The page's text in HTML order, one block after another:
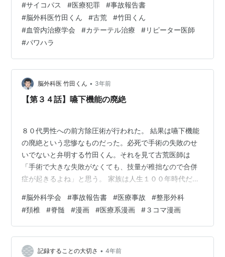
でアルバイトしながら赤池署に通う。そこで事故報告書
（虚偽報告書）を見せて、古荒医師が医療事故を起こし
まくり僕に責任を押し付けて暴行してくると泣きつく。
（うたがわれ ないさ いしゃ だもの）③カテーテル専門
医の症例数は、古荒先生と森先生の症例（戦果）を無断
借用。④古荒先生は犯罪者になって医療事故の全…
#サイコパス #医療犯罪 #事故報告書
#脳外科医竹田くん #古荒 #竹田くん
#血管内治療学会 #カテーテル治療 #リピーター医師
#パワハラ
脳外科医 竹田くん • 3年前
【第３４話】嚥下機能の廃絶
８０代男性への前方除圧術が行われた。 結果は嚥下機能
の廃絶という悲惨なものだった。必死で手術の失敗のせ
いでないと弁明する竹田くん。それを見て古荒医師は
「手術で大きな失敗がなくても、技量が稚拙なので合併
症が起きるよね」と思う。 家族は人生１００年時代だか
長の退院勧告が始まった。
#脳外科学会 #事故報告書 #医療事故 #整形外科
#頚椎 #脊髄 #漫画 #医療系漫画 #３コマ漫画
記録することの大切さ • 4年前